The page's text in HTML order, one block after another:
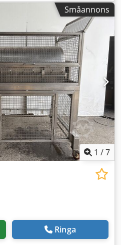
A Hb Ronzek Rostfritt stål
upptill, dubbelmantlad
95 °C, omrörare monterad
Sweden, årsmodell 2001. 2
Småannons
1 /7
Ringa